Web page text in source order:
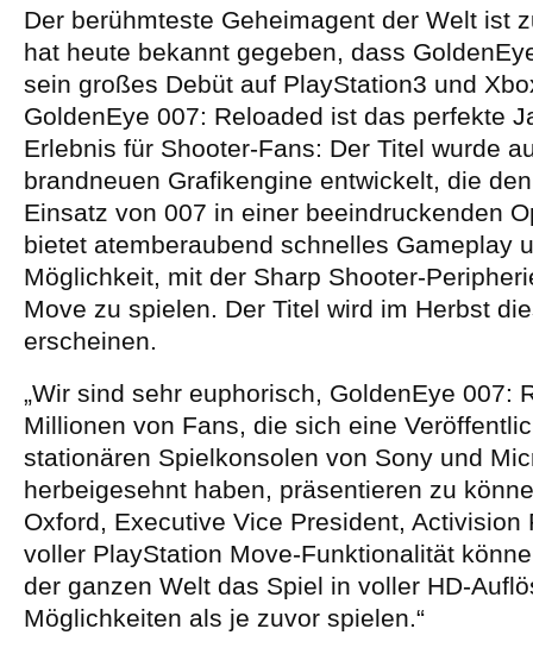
Der berühmteste Geheimagent der Welt ist
hat heute bekannt gegeben, dass
sein großes Debüt auf PlayStation3 und
GoldenEye 007: Reloaded ist das perfekte
Erlebnis für Shooter-Fans: Der Titel wurde
brandneuen Grafikengine entwickelt, die
Einsatz von 007 in einer beeindruckenden
bietet atemberaubend schnelles Gameplay
Möglichkeit, mit der Sharp Shooter-
Move zu spielen. Der Titel wird im Herbst
erscheinen.
„Wir sind sehr euphorisch, GoldenEye 007:
Millionen von Fans, die sich eine
stationären Spielkonsolen von Sony und
herbeigesehnt haben, präsentieren zu
Oxford, Executive Vice President, Activision
voller PlayStation Move-Funktionalität
der ganzen Welt das Spiel in voller HD-
Möglichkeiten als je zuvor spielen.“